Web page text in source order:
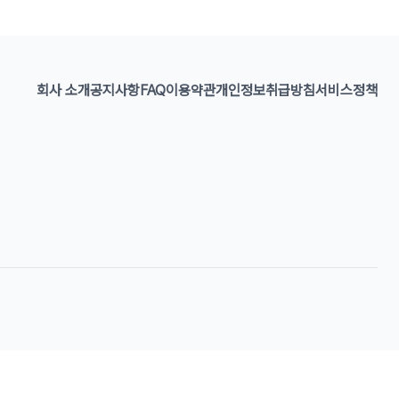
회사 소개공지사항FAQ이용약관개인정보취급방침서비스정책